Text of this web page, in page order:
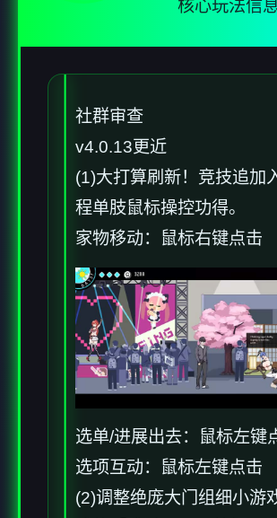
核心玩法信
社群审查
v4.0.13更近
(1)大打算刷新！竞技追加
程单肢鼠标操控功得。
家物移动：鼠标右键点击
选单/进展出去：鼠标左键
选项互动：鼠标左键点击
(2)调整绝庞大门组细小游